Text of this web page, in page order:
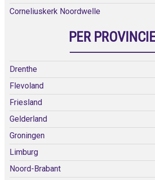
Corneliuskerk Noordwelle
PER
Drenthe
Flevoland
Friesland
Gelderland
Groningen
Limburg
Noord-Brabant